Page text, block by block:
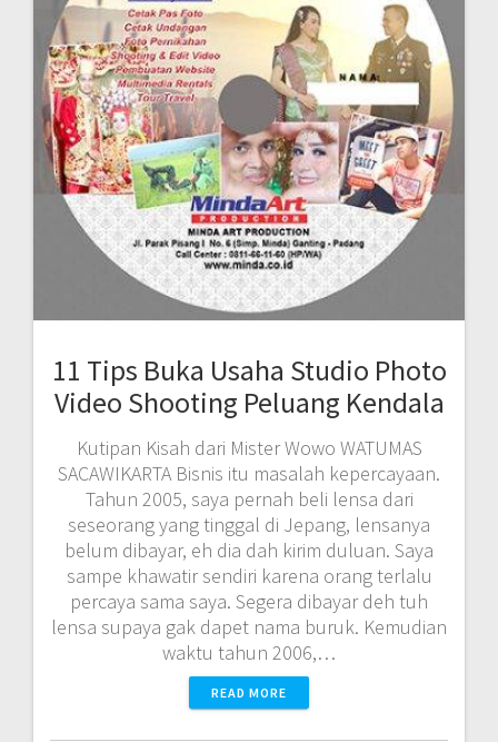
11 Tips Buka Usaha Studio Photo
Video Shooting Peluang Kendala
Kutipan Kisah dari Mister Wowo WATUMAS
SACAWIKARTA Bisnis itu masalah kepercayaan.
Tahun 2005, saya pernah beli lensa dari
seseorang yang tinggal di Jepang, lensanya
belum dibayar, eh dia dah kirim duluan. Saya
sampe khawatir sendiri karena orang terlalu
percaya sama saya. Segera dibayar deh tuh
lensa supaya gak dapet nama buruk. Kemudian
waktu tahun 2006,…
READ MORE